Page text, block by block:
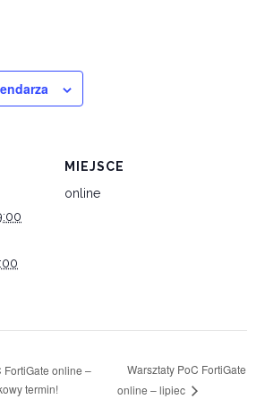
MIEJSCE
online
FortiGate online –
termin!
Warsztaty PoC FortiGate
online – lipiec